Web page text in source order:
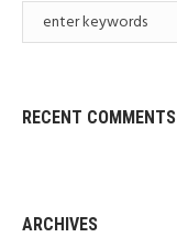
RECENT COMMENTS
ARCHIVES